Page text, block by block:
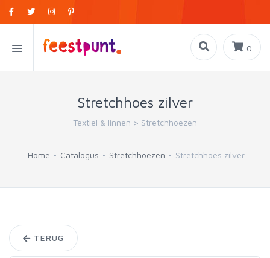
0
Stretchhoes zilver
Textiel & linnen > Stretchhoezen
Home Catalogus Stretchhoezen Stretchhoes zilver
TERUG